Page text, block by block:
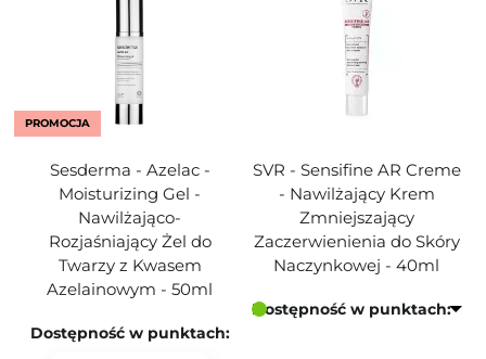
PROMOCJA
Sesderma - Azelac -
Moisturizing Gel -
Nawilżająco-
Rozjaśniający Żel do
Twarzy z Kwasem
Azelainowym - 50ml
Dostępność w punktach:
SVR - Sensifine AR Creme
- Nawilżający Krem
Zmniejszający
Zaczerwienienia do Skóry
Naczynkowej - 40ml
Dostępność w punktach: